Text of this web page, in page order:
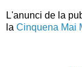
L'anunci de la
la Cinquena Mai